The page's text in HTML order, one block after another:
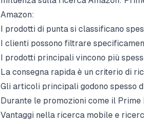
Amazon:
I prodotti di punta si classificano
I clienti possono filtrare
I prodotti principali vincono più
La consegna rapida è un criterio di
Gli articoli principali godono spesso
Durante le promozioni come il
Vantaggi nella ricerca mobile e